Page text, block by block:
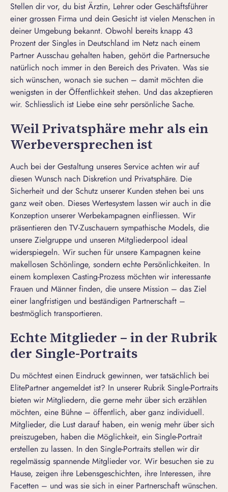
Stellen dir vor, du bist Ärztin, Lehrer oder Geschäftsführer
einer grossen Firma und dein Gesicht ist vielen Menschen in
deiner Umgebung bekannt. Obwohl bereits knapp 43
Prozent derSingles in Deutschland im Netz nach einem
Partner Ausschau gehalten haben, gehört die Partnersuche
natürlich noch immer in den Bereich des Privaten. Was sie
sich wünschen, wonach sie suchen – damit möchten die
wenigsten in der Öffentlichkeit stehen. Und das akzeptieren
wir. Schliesslich ist Liebe eine sehr persönliche Sache.
Weil Privatsphäre mehr als ein
Werbeversprechen ist
Auch bei der Gestaltung unseres Service achten wir auf
diesen Wunsch nach Diskretion und Privatsphäre. Die
Sicherheit und der Schutz unserer Kunden stehen bei uns
ganz weit oben. Dieses Wertesystem lassen wir auch in die
Konzeption unserer Werbekampagnen einfliessen. Wir
präsentieren den TV-Zuschauern sympathische Models, die
unsere Zielgruppe und unseren Mitgliederpool ideal
widerspiegeln. Wir suchen für unsere Kampagnen keine
makellosen Schönlinge, sondern echte Persönlichkeiten. In
einem komplexen Casting-Prozess möchten wir interessante
Frauen und Männer finden, die unsere Mission – das Ziel
einer langfristigen und beständigen Partnerschaft –
bestmöglich transportieren.
Echte Mitglieder – in der Rubrik
der Single-Portraits
Du möchtest einen Eindruck gewinnen, wer tatsächlich bei
ElitePartner angemeldet ist? In unserer Rubrik Single-Portraits
bieten wir Mitgliedern, die gerne mehr über sich erzählen
möchten, eine Bühne – öffentlich, aber ganz individuell.
Mitglieder, die Lust darauf haben, ein wenig mehr über sich
preiszugeben, haben die Möglichkeit, ein Single-Portrait
erstellen zu lassen. In den Single-Portraits stellen wir dir
regelmässig spannende Mitglieder vor. Wir besuchen sie zu
Hause, zeigen ihre Lebensgeschichten, ihre Interessen, ihre
Facetten – und was sie sich in einer Partnerschaft wünschen.